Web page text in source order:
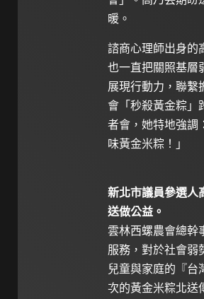
暖。
諮商心理師出身的
也一直把關照基層
展現行動力，聯繫
會「秒殺黃金粽」
者會，她特地強調
味黃金米粽！」
新北市議員參選人
送做公益。
雲林西螺農會總幹
服務，對於社會弱
兒童與家庭的『台
次的黃金米粽北送